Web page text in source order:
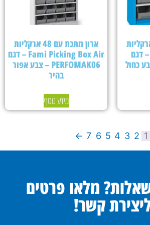
מתכת עם 24 ארקליות
Picking Box Air – דגם
ארון מתכת עם 48 ארקליות
Fami Picking Box Air – דגם
PERFOMAK06 – צבע אפור
בהיר
מידע נוסף
1
2
3
4
5
6
7
←
מלאו פרטים
קשר!